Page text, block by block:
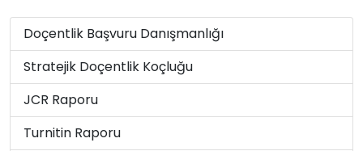
Doçentlik Başvuru Danışmanlığı
Stratejik Doçentlik Koçluğu
JCR Raporu
Turnitin Raporu